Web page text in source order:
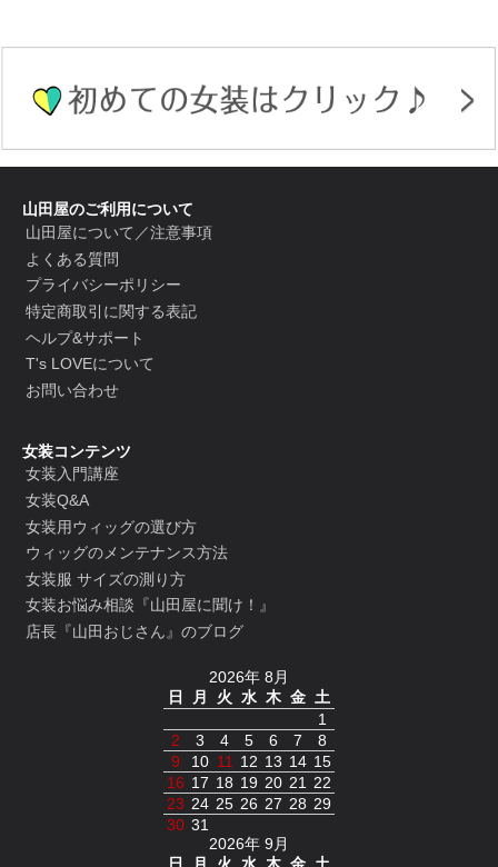
山田屋のご利用について
山田屋について／注意事項
よくある質問
プライバシーポリシー
特定商取引に関する表記
ヘルプ&サポート
T's LOVEについて
お問い合わせ
女装コンテンツ
女装入門講座
女装Q&A
女装用ウィッグの選び方
ウィッグのメンテナンス方法
女装服 サイズの測り方
女装お悩み相談『山田屋に聞け！』
店長『山田おじさん』のブログ
2026年 8月
日
月 火 水 木 金 土
1
2
3 4 5 6 7
8
9
10 11 12 13 14 15
16 17 18 19 20 21
22
23 24 25 26 27 28 29
30 31
2026年 9月
日
月 火 水 木 金 土